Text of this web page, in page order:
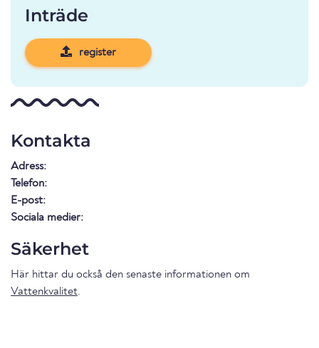
Inträde
register
Kontakta
Adress:
Telefon:
E-post:
Sociala medier:
Säkerhet
Här hittar du också den senaste informationen om
Vattenkvalitet.